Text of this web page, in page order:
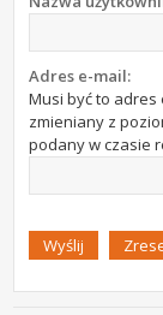
Adres e-mail:
Musi być to adres
zmieniany z
podany w czasie